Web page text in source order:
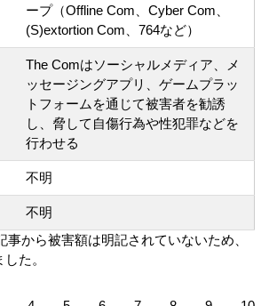
ープ（Offline Com、Cyber Com、
(S)extortion Com、764など）
The Comはソーシャルメディア、メ
ッセージングアプリ、ゲームプラッ
トフォームを通じて被害者を勧誘
し、脅して自傷行為や性犯罪などを
行わせる
不明
不明
から被害額は明記されていないため、
た。